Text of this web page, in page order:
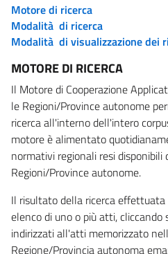
Motore di ricerca
Modalità di ricerca
Modalità di visualizzazione dei
MOTORE DI RICERCA
Il Motore di Cooperazione
le Regioni/Province autonome
ricerca all'interno dell'intero
motore è alimentato
normativi regionali resi disponibili
Regioni/Province autonome.
Il risultato della ricerca
elenco di uno o più atti, cliccando
indirizzati all'atti memorizzato
Regione/Provincia autonoma